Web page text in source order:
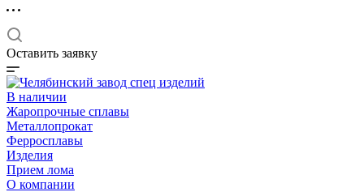
Оставить заявку
В наличии
Жаропрочные сплавы
Металлопрокат
Ферросплавы
Изделия
Прием лома
О компании